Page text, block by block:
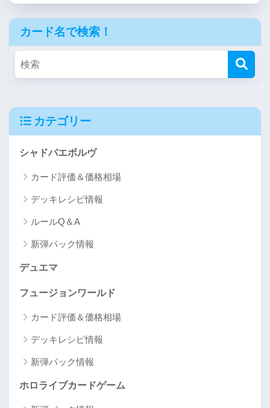
カード名で検索！
カテゴリー
シャドバエボルヴ
カード評価＆価格相場
デッキレシピ情報
ルールQ＆A
新弾パック情報
デュエマ
フュージョンワールド
カード評価＆価格相場
デッキレシピ情報
新弾パック情報
ホロライブカードゲーム